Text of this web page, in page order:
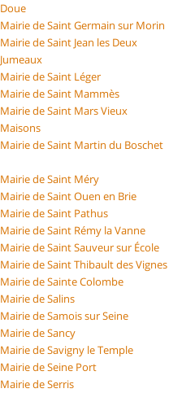
Doue
Mairie de Saint Germain sur Morin
Mairie de Saint Jean les Deux
Jumeaux
Mairie de Saint Léger
Mairie de Saint Mammès
Mairie de Saint Mars Vieux
Maisons
Mairie de Saint Martin du Boschet
Mairie de Saint Méry
Mairie de Saint Ouen en Brie
Mairie de Saint Pathus
Mairie de Saint Rémy la Vanne
Mairie de Saint Sauveur sur École
Mairie de Saint Thibault des Vignes
Mairie de Sainte Colombe
Mairie de Salins
Mairie de Samois sur Seine
Mairie de Sancy
Mairie de Savigny le Temple
Mairie de Seine Port
Mairie de Serris